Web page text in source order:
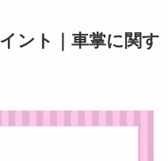
ント｜車掌に関す